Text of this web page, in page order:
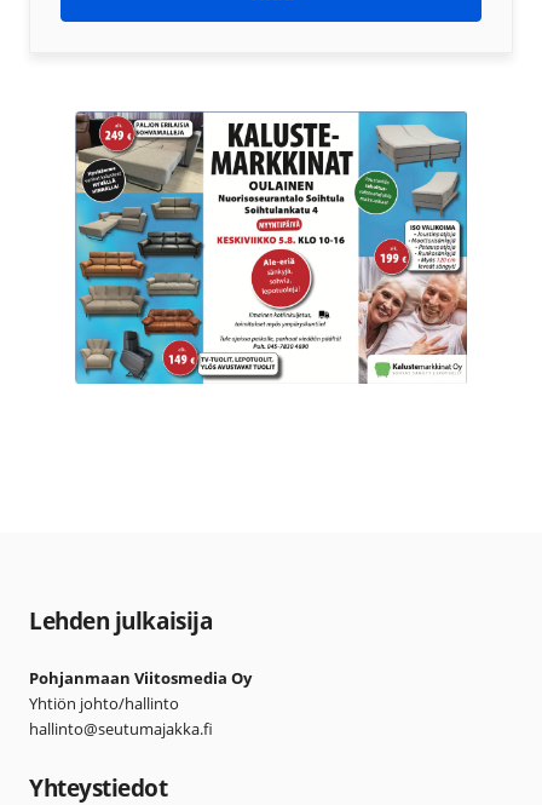
Lehden julkaisija
Pohjanmaan Viitosmedia Oy
Yhtiön johto/hallinto
hallinto@seutumajakka.fi
Yhteystiedot